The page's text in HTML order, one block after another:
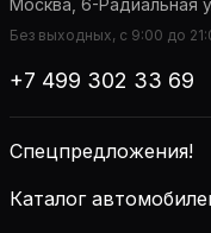
Москва, 6-Радиальная
Без выходных, с 9:00 до
+7 499 302 33 69
Спецпредложения!
Каталог